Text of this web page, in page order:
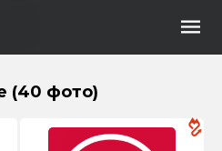
(40 фото)